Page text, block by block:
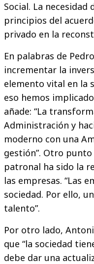
Social. La
principios del
privado en la
En palabras de
incrementar la
elemento vital en la
eso hemos
añade: “La
Administración y
moderno con una
gestión”. Otro
patronal ha sido la
las empresas. “Las
sociedad. Por ello,
talento”.
Por otro lado,
que “la sociedad
debe dar una